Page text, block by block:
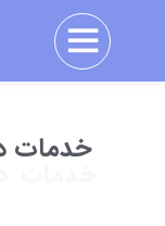
خدمات
خدمات